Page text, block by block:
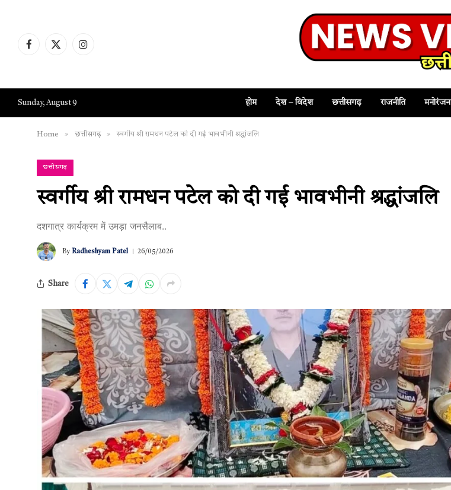
Facebook
X
Instagram
Sunday, August 9 होम देश – विदेश छत्तीसगढ़ राजनीति मनोरंजन
Home » छत्तीसगढ़ » स्वर्गीय श्री रामधन पटेल को दी गई भावभीनी श्रद्धांजलि
छत्तीसगढ़
स्वर्गीय श्री रामधन पटेल को दी गई भावभीनी श्रद्धांजलि
दशगात्र कार्यक्रम में उमड़ा जनसैलाब..
By Radheshyam Patel 26/05/2026
Share